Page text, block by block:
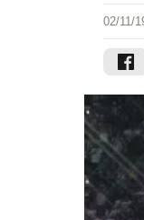
02/11/